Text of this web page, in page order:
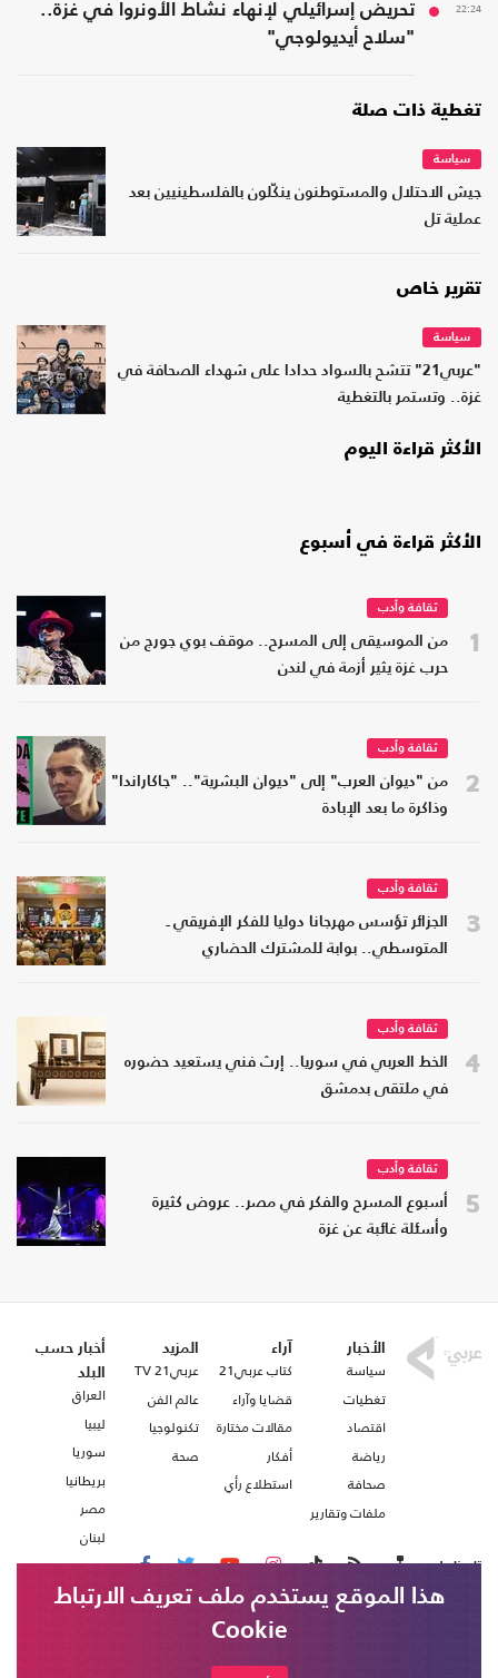
22:24
تحريض إسرائيلي لإنهاء نشاط الأونروا في غزة..
"سلاح أيديولوجي"
تغطية ذات صلة
سياسة
جيش الاحتلال والمستوطنون ينكّلون بالفلسطينيين بعد
عملية تل
تقرير خاص
سياسة
"عربي21" تتشح بالسواد حدادا على شهداء الصحافة في
غزة.. وتستمر بالتغطية
الأكثر قراءة اليوم
الأكثر قراءة في أسبوع
1
ثقافة وأدب
من الموسيقى إلى المسرح.. موقف بوي جورج من
حرب غزة يثير أزمة في لندن
2
ثقافة وأدب
من "ديوان العرب" إلى "ديوان البشرية".. "جاكاراندا"
وذاكرة ما بعد الإبادة
3
ثقافة وأدب
الجزائر تؤسس مهرجانا دوليا للفكر الإفريقي ـ
المتوسطي.. بوابة للمشترك الحضاري
4
ثقافة وأدب
الخط العربي في سوريا.. إرث فني يستعيد حضوره
في ملتقى بدمشق
5
ثقافة وأدب
أسبوع المسرح والفكر في مصر.. عروض كثيرة
وأسئلة غائبة عن غزة
الأخبار
سياسة
تغطيات
اقتصاد
رياضة
صحافة
ملفات وتقارير
آراء
كتاب عربي21
قضايا وآراء
مقالات مختارة
أفكار
استطلاع رأي
المزيد
عربي21 TV
عالم الفن
تكنولوجيا
صحة
أخبار حسب
البلد
العراق
ليبيا
سوريا
بريطانيا
مصر
لبنان
تابعنا على
هذا الموقع يستخدم ملف تعريف الارتباط
Cookie